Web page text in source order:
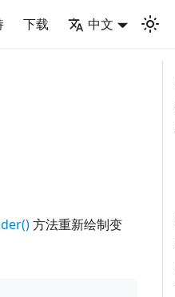
下载 中文
方法重新绘制变